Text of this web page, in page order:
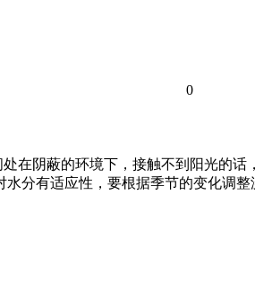
0
在阴蔽的环境下，接触不到阳光的
分有适应性，要根据季节的变化调